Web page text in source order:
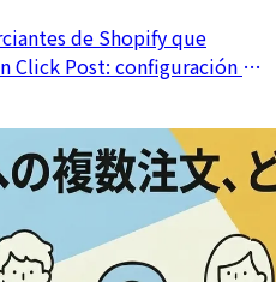
de Shopify que
Click Post: configuración de